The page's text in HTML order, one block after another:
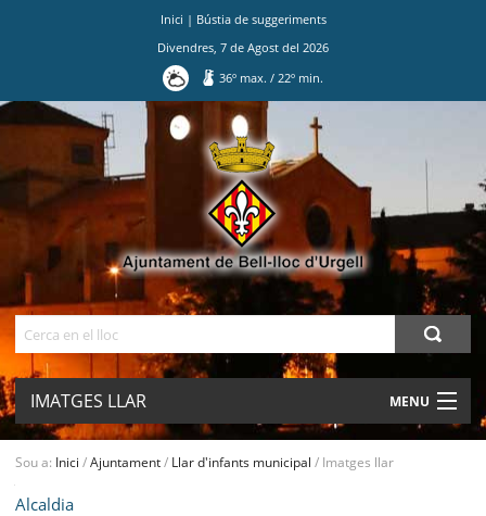
Inici | Bústia de suggeriments
Divendres 7 de Agost del 2026
36º max./ 22º min.
IMATGES LLAR MENU
MUNICIPI
Sou a: Inici /Ajuntament/ Llar d'infants municipal / Imatges llar
Alcaldia